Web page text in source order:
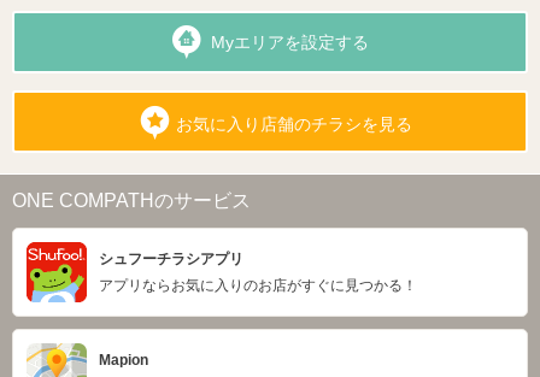
Myエリアを設定する
お気に入り店舗のチラシを見る
ONE COMPATHのサービス
シュフーチラシアプリ
アプリならお気に入りのお店がすぐに見つかる！
Mapion